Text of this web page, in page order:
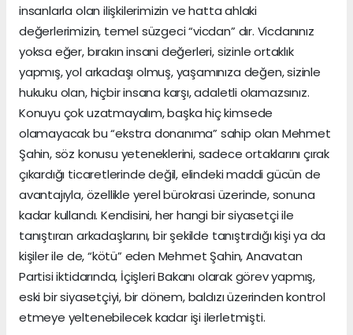
insanlarla olan ilişkilerimizin ve hatta ahlaki
değerlerimizin, temel süzgeci “vicdan” dır. Vicdanınız
yoksa eğer, bırakın insani değerleri, sizinle ortaklık
yapmış, yol arkadaşı olmuş, yaşamınıza değen, sizinle
hukuku olan, hiçbir insana karşı, adaletli olamazsınız.
Konuyu çok uzatmayalım, başka hiç kimsede
olamayacak bu “ekstra donanıma” sahip olan Mehmet
Şahin, söz konusu yeteneklerini, sadece ortaklarını çırak
çıkardığı ticaretlerinde değil, elindeki maddi gücün de
avantajıyla, özellikle yerel bürokrasi üzerinde, sonuna
kadar kullandı. Kendisini, her hangi bir siyasetçi ile
tanıştıran arkadaşlarını, bir şekilde tanıştırdığı kişi ya da
kişiler ile de, “kötü” eden Mehmet Şahin, Anavatan
Partisi iktidarında, İçişleri Bakanı olarak görev yapmış,
eski bir siyasetçiyi, bir dönem, baldızı üzerinden kontrol
etmeye yeltenebilecek kadar işi ilerletmişti.